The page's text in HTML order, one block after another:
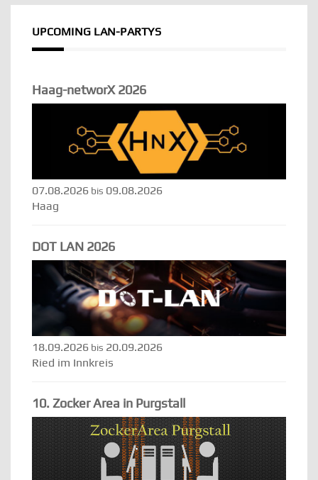
UPCOMING LAN-PARTYS
Haag-networX 2026
07.08.2026 bis 09.08.2026
Haag
DOT LAN 2026
18.09.2026 bis 20.09.2026
Ried im Innkreis
10. Zocker Area in Purgstall